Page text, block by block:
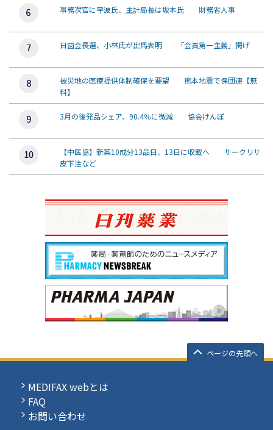
事務次官に宇波氏、主計局長は坂本氏 財務省人事
日歯会長選、小林氏が出馬表明 「会員第一主義」掲げ
被災地の医療提供体制確保を要望 熊本地震で保団連【無
料】
3月の後発品シェア、90.4％に微減 協会けんぽ
【中医協】新薬10成分13品目、13日に収載へ サークリサ
皮下注など
ページの先頭へ
MEDIFAX webとは
FAQ
お問い合わせ